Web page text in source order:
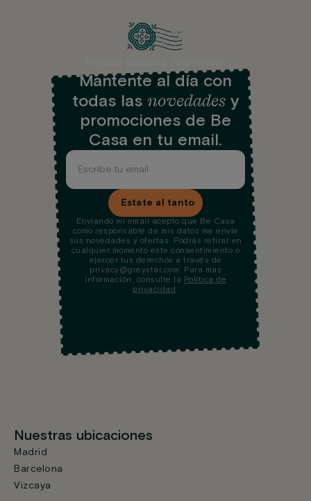
Mantente al día con
todas las novedades y
promociones de Be
Casa en tu email.
Estate al tanto
Enviando mi email acepto que Be Casa
como responsable de mis datos me envíe
sus novedades y ofertas. Podrás retirar en
cualquier momento este consentimiento o
ejercer tus derechos a través de
privacy@greystar.com. Para mas
información, consulte la Política de
privacidad.
Nuestras ubicaciones
Madrid
Barcelona
Vizcaya